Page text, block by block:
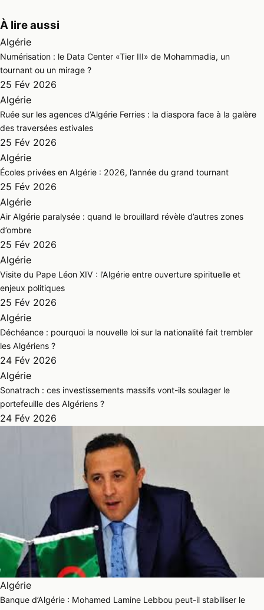
À lire aussi
Algérie
Numérisation : le Data Center «Tier III» de Mohammadia, un
tournant ou un mirage ?
25 Fév 2026
Algérie
Ruée sur les agences d’Algérie Ferries : la diaspora face à la galère
des traversées estivales
25 Fév 2026
Algérie
Écoles privées en Algérie : 2026, l’année du grand tournant
25 Fév 2026
Algérie
Air Algérie paralysée : quand le brouillard révèle d’autres zones
d’ombre
25 Fév 2026
Algérie
Visite du Pape Léon XIV : l’Algérie entre ouverture spirituelle et
enjeux politiques
25 Fév 2026
Algérie
Déchéance : pourquoi la nouvelle loi sur la nationalité fait trembler
les Algériens ?
24 Fév 2026
Algérie
Sonatrach : ces investissements massifs vont-ils soulager le
portefeuille des Algériens ?
24 Fév 2026
Algérie
Banque d’Algérie : Mohamed Lamine Lebbou peut-il stabiliser le